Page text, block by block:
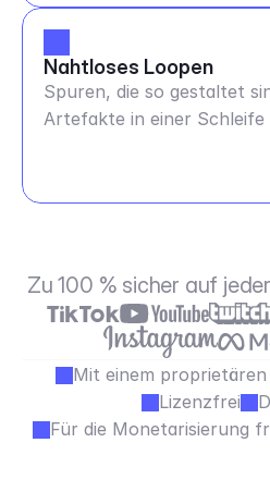
Nahtloses Loopen
Spuren, die so gestaltet
Artefakte in einer Schleife
Zu 100 % sicher auf
Mit einem
Lizenzfrei
Für die Monetarisierung